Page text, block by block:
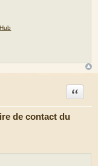
de contact du
Citation